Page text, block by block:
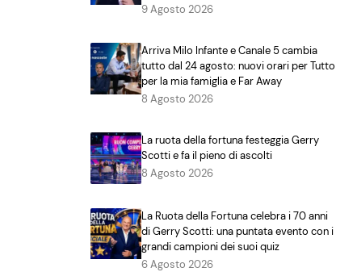
9 Agosto 2026
Arriva Milo Infante e Canale 5 cambia
tutto dal 24 agosto: nuovi orari per Tutto
per la mia famiglia e Far Away
8 Agosto 2026
La ruota della fortuna festeggia Gerry
Scotti e fa il pieno di ascolti
8 Agosto 2026
La Ruota della Fortuna celebra i 70 anni
di Gerry Scotti: una puntata evento con i
grandi campioni dei suoi quiz
6 Agosto 2026